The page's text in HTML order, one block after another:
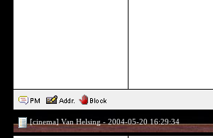
[cinema] Van Helsing - 2004-05-20 16:29:34